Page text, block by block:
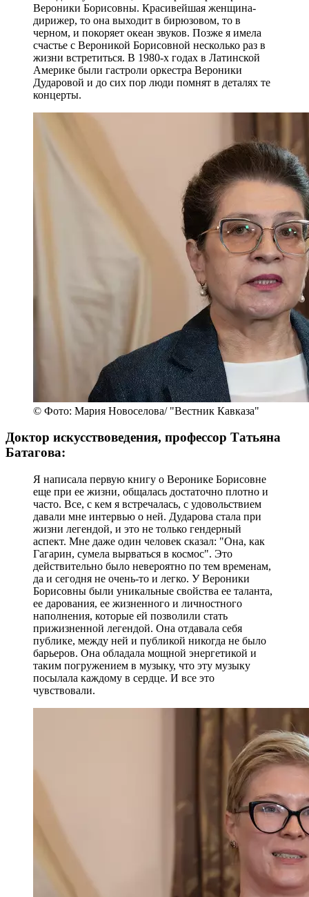
Вероники Борисовны. Красивейшая женщина-
дирижер, то она выходит в бирюзовом, то в
черном, и покоряет океан звуков. Позже я имела
счастье с Вероникой Борисовной несколько раз в
жизни встретиться. В 1980-х годах в Латинской
Америке были гастроли оркестра Вероники
Дударовой и до сих пор люди помнят в деталях те
концерты.
© Фото: Мария Новоселова/ "Вестник Кавказа"
Доктор искусствоведения, профессор Татьяна
Батагова:
Я написала первую книгу о Веронике Борисовне
еще при ее жизни, общалась достаточно плотно и
часто. Все, с кем я встречалась, с удовольствием
давали мне интервью о ней. Дударова стала при
жизни легендой, и это не только гендерный
аспект. Мне даже один человек сказал: "Она, как
Гагарин, сумела вырваться в космос". Это
действительно было невероятно по тем временам,
да и сегодня не очень-то и легко. У Вероники
Борисовны были уникальные свойства ее таланта,
ее дарования, ее жизненного и личностного
наполнения, которые ей позволили стать
прижизненной легендой. Она отдавала себя
публике, между ней и публикой никогда не было
барьеров. Она обладала мощной энергетикой и
таким погружением в музыку, что эту музыку
посылала каждому в сердце. И все это
чувствовали.